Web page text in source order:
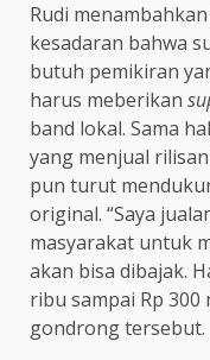
Rudi
kesadaran bahwa
butuh pemikiran
harus meberikan
band lokal. Sama
yang menjual
pun turut
original. “Saya
masyarakat untuk
akan bisa dibajak.
ribu sampai Rp
gondrong tersebut.